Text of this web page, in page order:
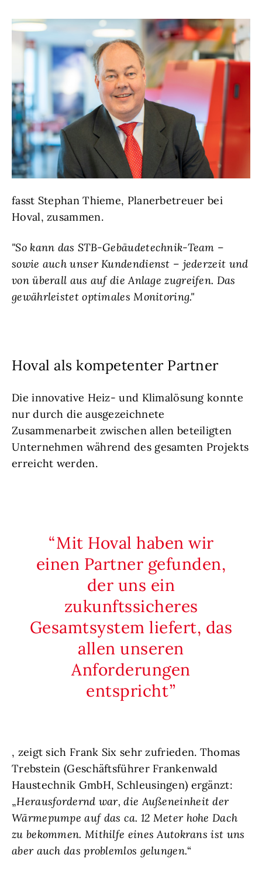
fasst Stephan Thieme, Planerbetreuer bei
Hoval, zusammen.
"So kann das STB-Gebäudetechnik-Team –
sowie auch unser Kundendienst – jederzeit und
von überall aus auf die Anlage zugreifen. Das
gewährleistet optimales Monitoring."
Hoval als kompetenter Partner
Die innovative Heiz- und Klimalösung konnte
nur durch die ausgezeichnete
Zusammenarbeit zwischen allen beteiligten
Unternehmen während des gesamten Projekts
erreicht werden.
Mit Hoval haben wir
einen Partner gefunden,
der uns ein
zukunftssicheres
Gesamtsystem liefert, das
allen unseren
Anforderungen
entspricht
, zeigt sich Frank Six sehr zufrieden. Thomas
Trebstein (Geschäftsführer Frankenwald
Haustechnik GmbH, Schleusingen) ergänzt:
„Herausfordernd war, die Außeneinheit der
Wärmepumpe auf das ca. 12 Meter hohe Dach
zu bekommen. Mithilfe eines Autokrans ist uns
aber auch das problemlos gelungen.“